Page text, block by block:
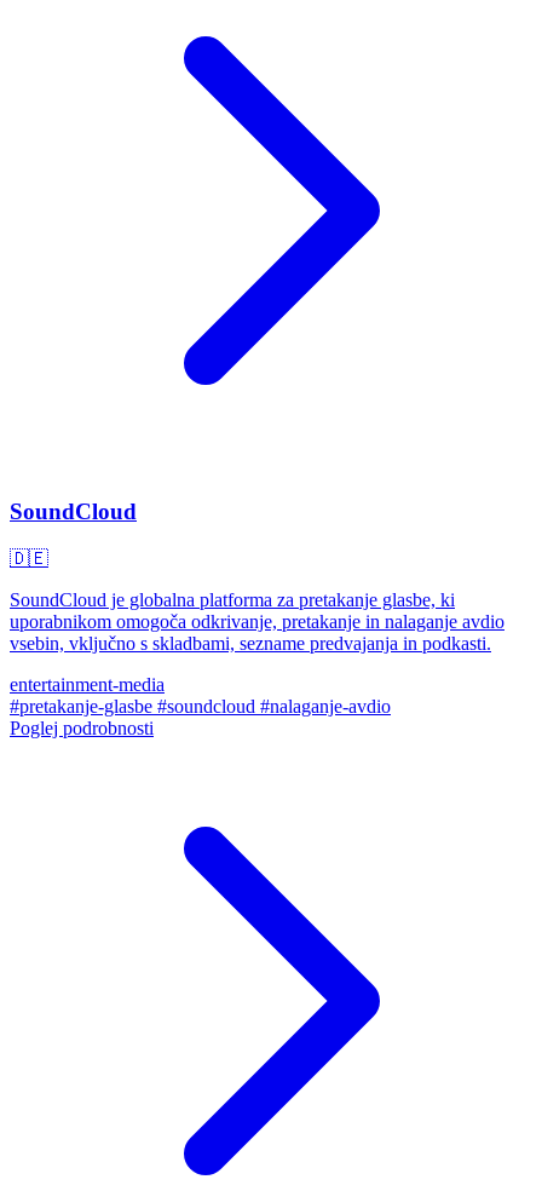
SoundCloud
🇩🇪
SoundCloud je globalna platforma za pretakanje glasbe, ki
uporabnikom omogoča odkrivanje, pretakanje in nalaganje avdio
vsebin, vključno s skladbami, sezname predvajanja in podkasti.
entertainment-media
#pretakanje-glasbe #soundcloud #nalaganje-avdio
Poglej podrobnosti